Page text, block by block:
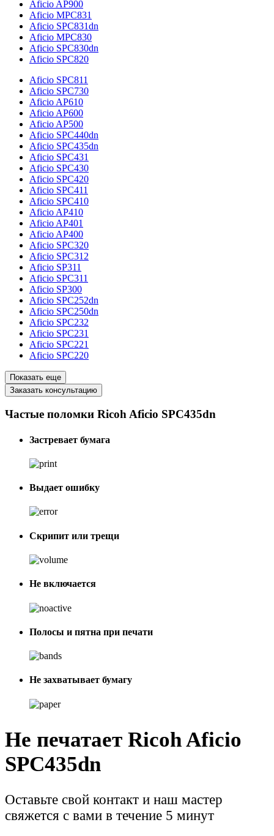
Aficio AP900
Aficio MPC831
Aficio SPC831dn
Aficio MPC830
Aficio SPC830dn
Aficio SPC820
Aficio SPC811
Aficio SPC730
Aficio AP610
Aficio AP600
Aficio AP500
Aficio SPC440dn
Aficio SPC435dn
Aficio SPC431
Aficio SPC430
Aficio SPC420
Aficio SPC411
Aficio SPC410
Aficio AP410
Aficio AP401
Aficio AP400
Aficio SPC320
Aficio SPC312
Aficio SP311
Aficio SPC311
Aficio SP300
Aficio SPC252dn
Aficio SPC250dn
Aficio SPC232
Aficio SPC231
Aficio SPC221
Aficio SPC220
Показать еще
Заказать консультацию
Частые поломки Ricoh Aficio SPC435dn
Застревает бумага
Выдает ошибку
Скрипит или трещи
Не включается
Полосы и пятна при печати
Не захватывает бумагу
Не печатает Ricoh Aficio
SPC435dn
Оставьте свой контакт и наш мастер
свяжется с вами в течение 5 минут